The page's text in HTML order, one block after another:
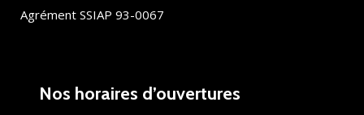
Agrément SSIAP 93-0067
Nos horaires d’ouvertures